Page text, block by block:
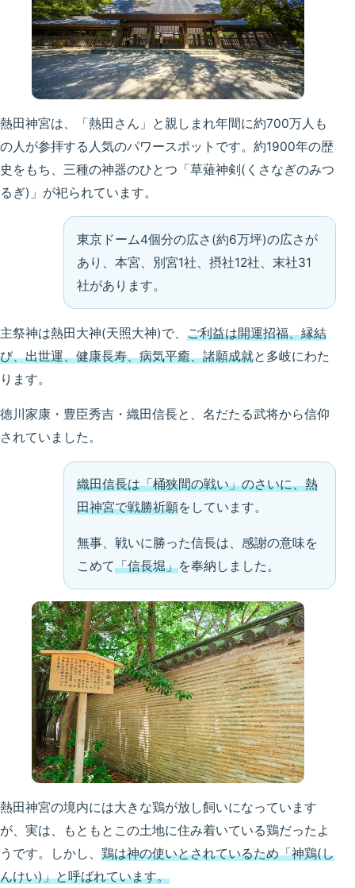
熱田神宮は、「熱田さん」と親しまれ年間に約700万人も
の人が参拝する人気のパワースポットです。約1900年の歴
史をもち、三種の神器のひとつ「草薙神剣(くさなぎのみつ
るぎ)」が祀られています。
東京ドーム4個分の広さ(約6万坪)の広さが
あり、本宮、別宮1社、摂社12社、末社31
社があります。
主祭神は熱田大神(天照大神)で、 ご利益は開運招福、縁結
び、出世運、健康長寿、病気平癒、諸願成就と多岐にわた
ります。
徳川家康・豊臣秀吉・織田信長と、名だたる武将から信仰
されていました。
織田信長は「桶狭間の戦い」のさいに、熱
田神宮で戦勝祈願をしています。
無事、戦いに勝った信長は、感謝の意味を
こめて「信長堀」を奉納しました。
熱田神宮の境内には大きな鶏が放し飼いになっています
が、実は、もともとこの土地に住み着いている鶏だったよ
うです。しかし、 鶏は神の使いとされているため「神鶏(し
んけい)」と呼ばれています。